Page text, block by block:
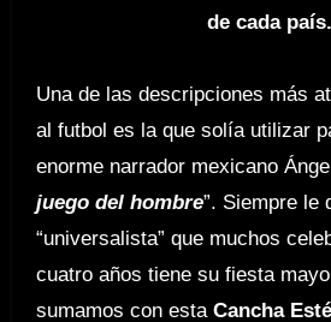
de cada país.
Una de las descripciones más
al futbol es la que solía utilizar
enorme narrador mexicano
juego del hombre”. Siempre le
“universalista” que muchos
cuatro años tiene su fiesta
sumamos con esta Cancha